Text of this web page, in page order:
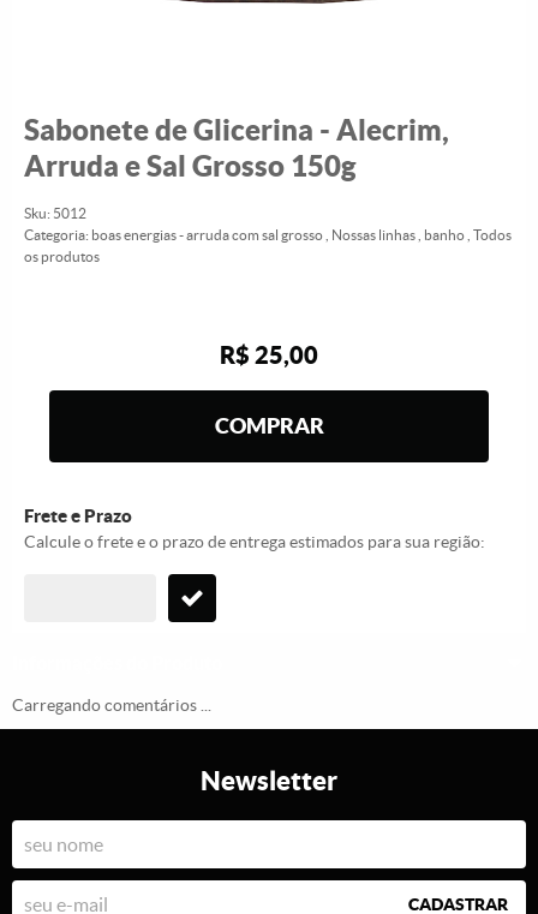
Sabonete de Glicerina - Alecrim,
Arruda e Sal Grosso 150g
Sku: 5012
Categoria: boas energias - arruda com sal grosso Nossas linhas banho
Todos
os produtos
R$ 25,00
COMPRAR
Frete e Prazo
Calcule o frete e o prazo de entrega estimados para sua região:
Carregando comentários ...
Newsletter
CADASTRAR